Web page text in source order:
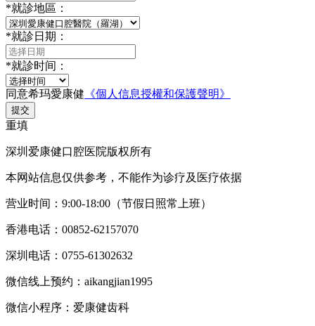
*就診地區：
*就診日期：
*就診时间：
同意希玛愛康健 《個人信息授權和保護聲明》
提交
重填
深圳爱康健口腔医院版权所有
本网站信息仅供参考，不能作为诊疗及医疗依据
营业时间：9:00-18:00（节假日照常上班）
香港电话：00852-62157070
深圳电话：0755-61302632
微信线上预约：aikangjian1995
微信小程序：爱康健齿科